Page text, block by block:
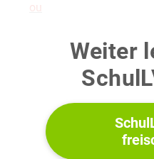
ou
En attendant le
regrette sa
pourrait se
monologue
Weiter